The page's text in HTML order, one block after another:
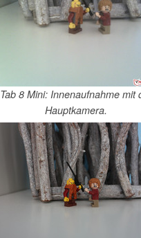
Tab 8 Mini: Innenaufnahme mit
Hauptkamera.